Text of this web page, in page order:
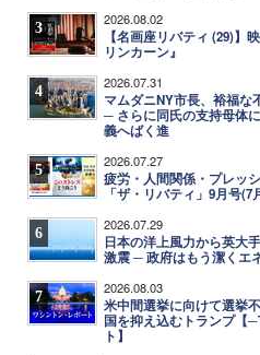
3 2026.08.02
【名画座リバティ (29)
リンカーン』
4 2026.07.31
マムダニNY市長、裕福な
─ さらに同氏の支持母体
義へばく進
5 2026.07.27
疲労・人間関係・プレッ
「ザ・リバティ」9月号(7
6 2026.07.29
日本の洋上風力から英大
激震 ─ 政府はもう潔くエ
7 2026.08.03
米中間選挙に向けて選挙
国を抑え込むトランプ【
ト】